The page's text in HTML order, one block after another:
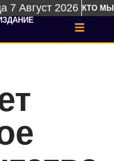
7 Август 2026 КТО МЫ